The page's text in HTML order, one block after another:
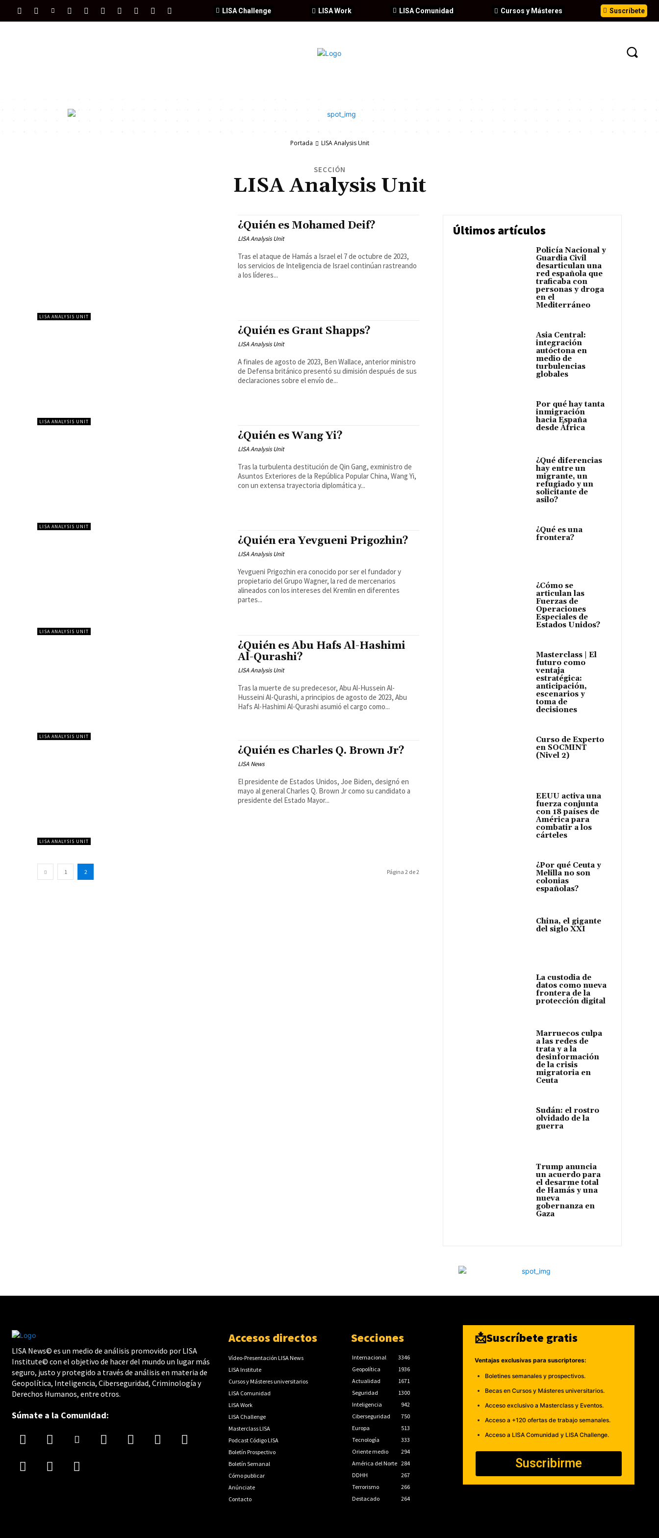
Suscríbete
Cursos y Másteres
LISA Comunidad
LISA Work
LISA Challenge
Portada LISA Analysis Unit
SECCIÓN
LISA Analysis Unit
LISA ANALYSIS UNIT
¿Quién es Mohamed Deif?
LISA Analysis Unit
Tras el ataque de Hamás a Israel el 7 de octubre de 2023,
los servicios de Inteligencia de Israel continúan rastreando
a los líderes...
LISA ANALYSIS UNIT
¿Quién es Grant Shapps?
LISA Analysis Unit
A finales de agosto de 2023, Ben Wallace, anterior ministro
de Defensa británico presentó su dimisión después de sus
declaraciones sobre el envío de...
LISA ANALYSIS UNIT
¿Quién es Wang Yi?
LISA Analysis Unit
Tras la turbulenta destitución de Qin Gang, exministro de
Asuntos Exteriores de la República Popular China, Wang Yi,
con un extensa trayectoria diplomática y...
LISA ANALYSIS UNIT
¿Quién era Yevgueni Prigozhin?
LISA Analysis Unit
Yevgueni Prigozhin era conocido por ser el fundador y
propietario del Grupo Wagner, la red de mercenarios
alineados con los intereses del Kremlin en diferentes
partes...
LISA ANALYSIS UNIT
¿Quién es Abu Hafs Al-Hashimi
Al-Qurashi?
LISA Analysis Unit
Tras la muerte de su predecesor, Abu Al-Hussein Al-
Husseini Al-Qurashi, a principios de agosto de 2023, Abu
Hafs Al-Hashimi Al-Qurashi asumió el cargo como...
LISA ANALYSIS UNIT
¿Quién es Charles Q. Brown Jr?
LISA News
El presidente de Estados Unidos, Joe Biden, designó en
mayo al general Charles Q. Brown Jr como su candidato a
presidente del Estado Mayor...
1 2 Página 2 de 2
Últimos artículos
Policía Nacional y
Guardia Civil
desarticulan una
red española que
traficaba con
personas y droga
en el
Mediterráneo
Asia Central:
integración
autóctona en
medio de
turbulencias
globales
Por qué hay tanta
inmigración
hacia España
desde África
¿Qué diferencias
hay entre un
migrante, un
refugiado y un
solicitante de
asilo?
¿Qué es una
frontera?
¿Cómo se
articulan las
Fuerzas de
Operaciones
Especiales de
Estados Unidos?
Masterclass | El
futuro como
ventaja
estratégica:
anticipación,
escenarios y
toma de
decisiones
Curso de Experto
en SOCMINT
(Nivel 2)
EEUU activa una
fuerza conjunta
con 18 países de
América para
combatir a los
cárteles
¿Por qué Ceuta y
Melilla no son
colonias
españolas?
China, el gigante
del siglo XXI
La custodia de
datos como nueva
frontera de la
protección digital
Marruecos culpa
a las redes de
trata y a la
desinformación
de la crisis
migratoria en
Ceuta
Sudán: el rostro
olvidado de la
guerra
Trump anuncia
un acuerdo para
el desarme total
de Hamás y una
nueva
gobernanza en
Gaza
LISA News© es un medio de análisis promovido por LISA
Institute© con el objetivo de hacer del mundo un lugar más
seguro, justo y protegido a través de análisis en materia de
Geopolítica, Inteligencia, Ciberseguridad, Criminología y
Derechos Humanos, entre otros.
Súmate a la Comunidad:
Accesos directos
Vídeo-Presentación LISA News
LISA Institute
Cursos y Másteres universitarios
LISA Comunidad
LISA Work
LISA Challenge
Masterclass LISA
Podcast Código LISA
Boletín Prospectivo
Boletín Semanal
Cómo publicar
Anúnciate
Contacto
Secciones
Internacional
3346
Geopolítica
1936
Actualidad
1671
Seguridad
1300
Inteligencia
942
Ciberseguridad
750
Europa
513
Tecnología
333
Oriente medio
294
América del Norte 284
DDHH
267
Terrorismo
266
Destacado
264
📩Suscríbete gratis
Ventajas exclusivas para suscriptores:
Boletines semanales y prospectivos.
Becas en Cursos y Másteres universitarios.
Acceso exclusivo a Masterclass y Eventos.
Acceso a +120 ofertas de trabajo semanales.
Acceso a LISA Comunidad y LISA Challenge.
Suscribirme